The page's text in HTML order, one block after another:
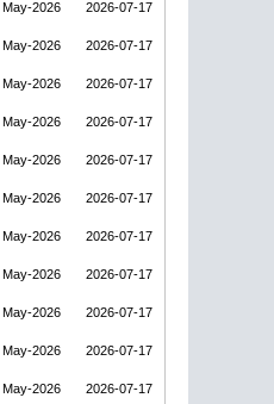
May-2026 2026-07-17
May-2026 2026-07-17
May-2026 2026-07-17
May-2026 2026-07-17
May-2026 2026-07-17
May-2026 2026-07-17
May-2026 2026-07-17
May-2026 2026-07-17
May-2026 2026-07-17
May-2026 2026-07-17
May-2026 2026-07-17